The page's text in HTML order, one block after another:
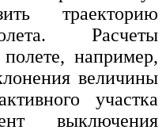
траекторию
Расчеты
например,
величины
участка
выключения